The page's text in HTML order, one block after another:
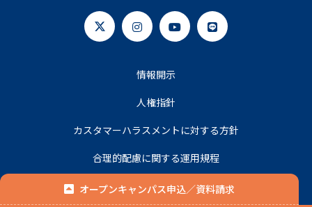
情報開示
人権指針
カスタマーハラスメントに対する方針
合理的配慮に関する運用規程
プライバシーポリシー
オープンキャンパス申込／資料請求